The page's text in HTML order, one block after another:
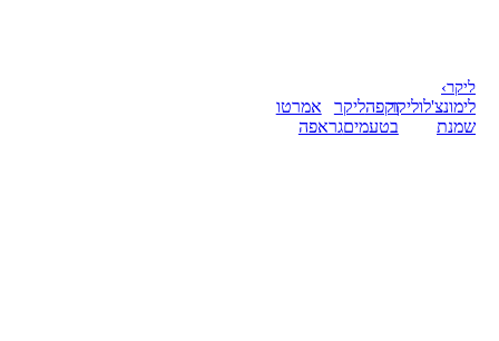
ליקר›
לימונצ'לוליקר
שמנת
וקפהליקר
בטעמיםגראפה
אמרטו